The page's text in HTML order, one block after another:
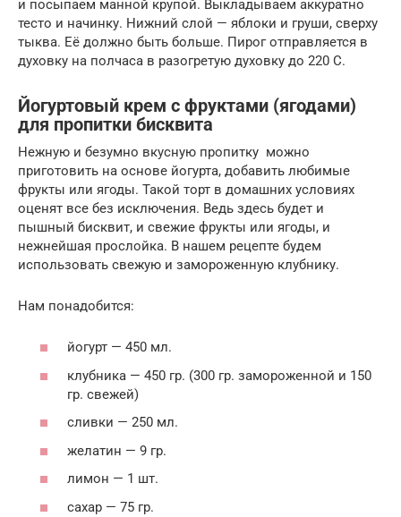
и посыпаем манной крупой. Выкладываем аккуратно
тесто и начинку. Нижний слой — яблоки и груши, сверху
тыква. Её должно быть больше. Пирог отправляется в
духовку на полчаса в разогретую духовку до 220 С.
Йогуртовый крем с фруктами (ягодами)
для пропитки бисквита
Нежную и безумно вкусную пропитку можно
приготовить на основе йогурта, добавить любимые
фрукты или ягоды. Такой торт в домашних условиях
оценят все без исключения. Ведь здесь будет и
пышный бисквит, и свежие фрукты или ягоды, и
нежнейшая прослойка. В нашем рецепте будем
использовать свежую и замороженную клубнику.
Нам понадобится:
йогурт — 450 мл.
клубника — 450 гр. (300 гр. замороженной и 150
гр. свежей)
сливки — 250 мл.
желатин — 9 гр.
лимон — 1 шт.
сахар — 75 гр.